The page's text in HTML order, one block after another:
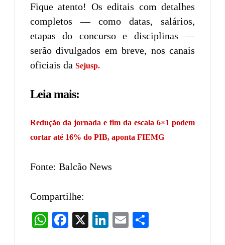
Fique atento! Os editais com detalhes
completos — como datas, salários,
etapas do concurso e disciplinas —
serão divulgados em breve, nos canais
oficiais da Sejusp.
Leia mais:
Redução da jornada e fim da escala 6×1 podem
cortar até 16% do PIB, aponta FIEMG
Fonte: Balcão News
Compartilhe:
WhatsAppFacebook LinkedIn
Email